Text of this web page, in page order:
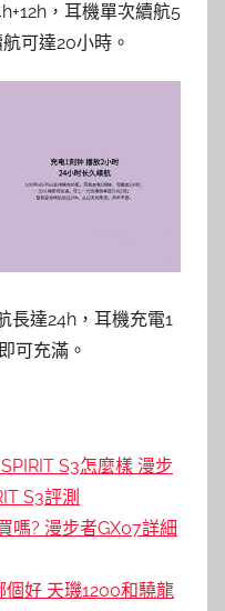
，耳機單次續航5
可達20小時。
長達24h，耳機充電1
可充滿。
S3怎麼樣 漫步
S3評測
嗎? 漫步者GX07詳細
好 天璣1200和驍龍